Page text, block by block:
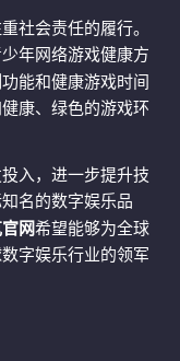
社会责任的履行。
年网络游戏健康方
能和健康游戏时间
康、绿色的游戏环
入，进一步提升技
名的数字娱乐品
网希望能够为全球
字娱乐行业的领军